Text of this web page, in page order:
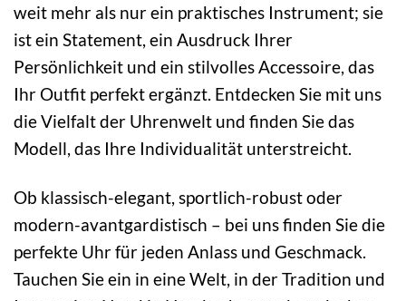
weit mehr als nur ein praktisches Instrument; sie
ist ein Statement, ein Ausdruck Ihrer
Persönlichkeit und ein stilvolles Accessoire, das
Ihr Outfit perfekt ergänzt. Entdecken Sie mit uns
die Vielfalt der Uhrenwelt und finden Sie das
Modell, das Ihre Individualität unterstreicht.
Ob klassisch-elegant, sportlich-robust oder
modern-avantgardistisch – bei uns finden Sie die
perfekte Uhr für jeden Anlass und Geschmack.
Tauchen Sie ein in eine Welt, in der Tradition und